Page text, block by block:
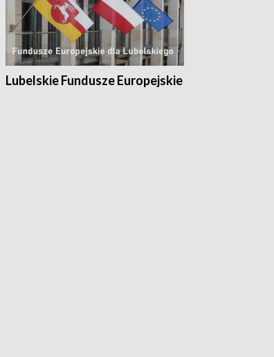
Lubelskie Fundusze Europejskie